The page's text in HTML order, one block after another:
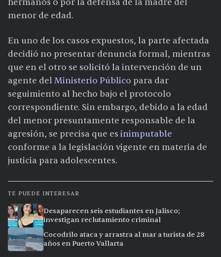
hermanos o por la defensa de la madre del
menor de edad.
En uno de los casos expuestos, la parte afectada
decidió no presentar denuncia formal, mientras
que en el otro se solicitó la intervención de un
agente del Ministerio Público para dar
seguimiento al hecho bajo el protocolo
correspondiente. Sin embargo, debido a la edad
del menor presuntamente responsable de la
agresión, se precisa que es inimputable
conforme a la legislación vigente en materia de
justicia para adolescentes.
TE PUEDE INTERESAR
Desaparecen seis estudiantes en Jalisco;
investigan reclutamiento criminal
Cocodrilo ataca y arrastra al mar a turista de 28
años en Puerto Vallarta